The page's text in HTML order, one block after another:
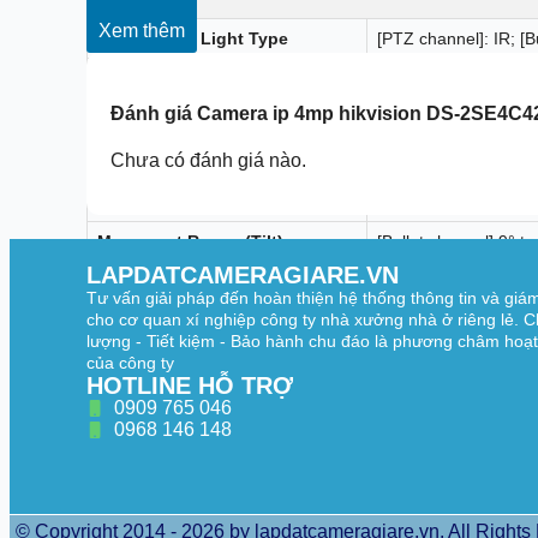
Supplement Light Type [PTZ channel]: IR;
Smart Supplement Light Yes
PTZ
Movement Range (Tilt) [Bullet channel] 9°
Pan Speed Pan speed:
Tilt Speed Tilt speed:
Proportional Pan
Presets
Preset Freezing
8 patrols, up to 32
Pattern Scan 4 pattern scans
Xem thêm
Đánh giá Camera ip 4mp hikvision DS-
Chưa có đánh giá nào.
LAPDATCAMERAGIARE.VN
Tư vấn giải pháp đến hoàn thiện hệ thống thông tin và
cho cơ quan xí nghiệp công ty nhà xưởng nhà ở riêng lẻ.
lượng - Tiết kiệm - Bảo hành chu đáo là phương châm
của công ty
HOTLINE HỖ TRỢ
0909 765 046
0968 146 148
© Copyright 2014 - 2026 by lapdatcameragiare.vn. All Rights